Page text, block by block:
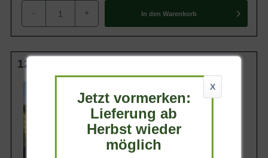
- + In den Warenkorb
125-150 cm C35
2 - 3 m
Belaubung
Immergrün
Blatt- / Nadelfarbe
Dunkelgrün (glänzend)
X
Jetzt vormerken:
Lieferung ab
Herbst wieder
möglich